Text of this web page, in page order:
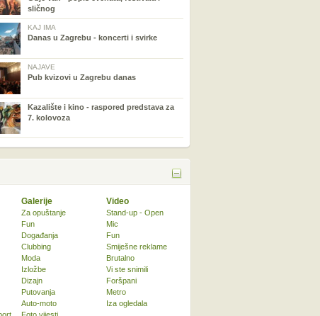
sličnog
KAJ IMA
Danas u Zagrebu - koncerti i svirke
NAJAVE
Pub kvizovi u Zagrebu danas
Kazalište i kino - raspored predstava za
7. kolovoza
Galerije
Za opuštanje
Fun
Događanja
Clubbing
Moda
Izložbe
Dizajn
Putovanja
Auto-moto
Video
Stand-up - Open
Mic
Fun
Smiješne reklame
Brutalno
Vi ste snimili
Foršpani
Metro
Iza ogledala